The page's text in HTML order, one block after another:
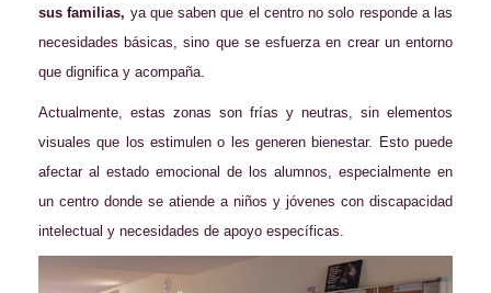
sus familias, ya que saben que el centro no solo responde a las
necesidades básicas, sino que se esfuerza en crear un entorno
que dignifica y acompaña.
Actualmente, estas zonas son frías y neutras, sin elementos
visuales que los estimulen o les generen bienestar. Esto puede
afectar al estado emocional de los alumnos, especialmente en
un centro donde se atiende a niños y jóvenes con discapacidad
intelectual y necesidades de apoyo específicas.